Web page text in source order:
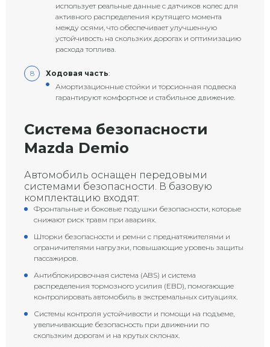
использует реальные данные с датчиков колес для
активного распределения крутящего момента
между осями, что обеспечивает улучшенную
устойчивость на скользких дорогах и оптимизацию
расхода топлива.
Ходовая часть:
Амортизационные стойки и торсионная подвеска
гарантируют комфортное и стабильное движение.
Система безопасности
Mazda Demio
Автомобиль оснащен передовыми
системами безопасности. В базовую
комплектацию входят:
Фронтальные и боковые подушки безопасности, которые
снижают риск травм при авариях.
Шторки безопасности и ремни с преднатяжителями и
ограничителями нагрузки, повышающие уровень защиты
пассажиров.
Антиблокировочная система (ABS) и система
распределения тормозного усилия (EBD), помогающие
контролировать автомобиль в экстремальных ситуациях.
Системы контроля устойчивости и помощи на подъеме,
увеличивающие безопасность при движении по
скользким дорогам и на крутых склонах.